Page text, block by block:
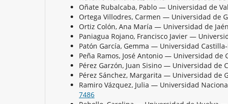
Oñate Rubalcaba, Pablo — Universidad de
Ortega Villodres, Carmen — Universidad de
Ortiz Colón, Ana María — Universidad de
Paniagua Rojano, Francisco Javier —
Patón García, Gemma — Universidad
Peña Ramos, José Antonio — Universidad de
Pérez Garzón, Juan Sisino — Universidad de
Pérez Sánchez, Margarita — Universidad de
Ramiro Vázquez, Julia — Universidad
7486